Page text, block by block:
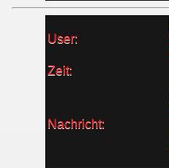
User:
Zeit:
Nachricht: